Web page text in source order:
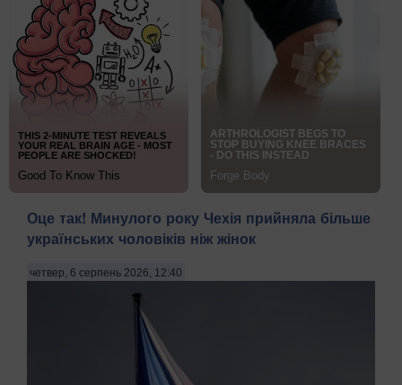
Оце так! Минулого року Чехія прийняла більше
українських чоловіків ніж жінок
четвер, 6 серпень 2026, 12:40